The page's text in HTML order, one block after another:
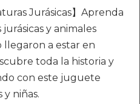
Jurásicas】Aprenda
y animales
llegaron a estar en
toda la historia y
con este juguete
niñas.